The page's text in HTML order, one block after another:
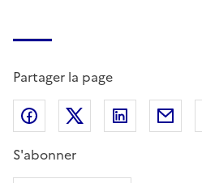
Partager la page
Partager sur Facebook
Partager sur X
Partager
S'abonner